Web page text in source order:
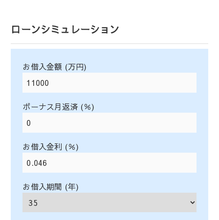
ローンシミュレーション
お借入金額 (万円)
ボーナス月返済 (％)
お借入金利 (％)
お借入期間 (年)